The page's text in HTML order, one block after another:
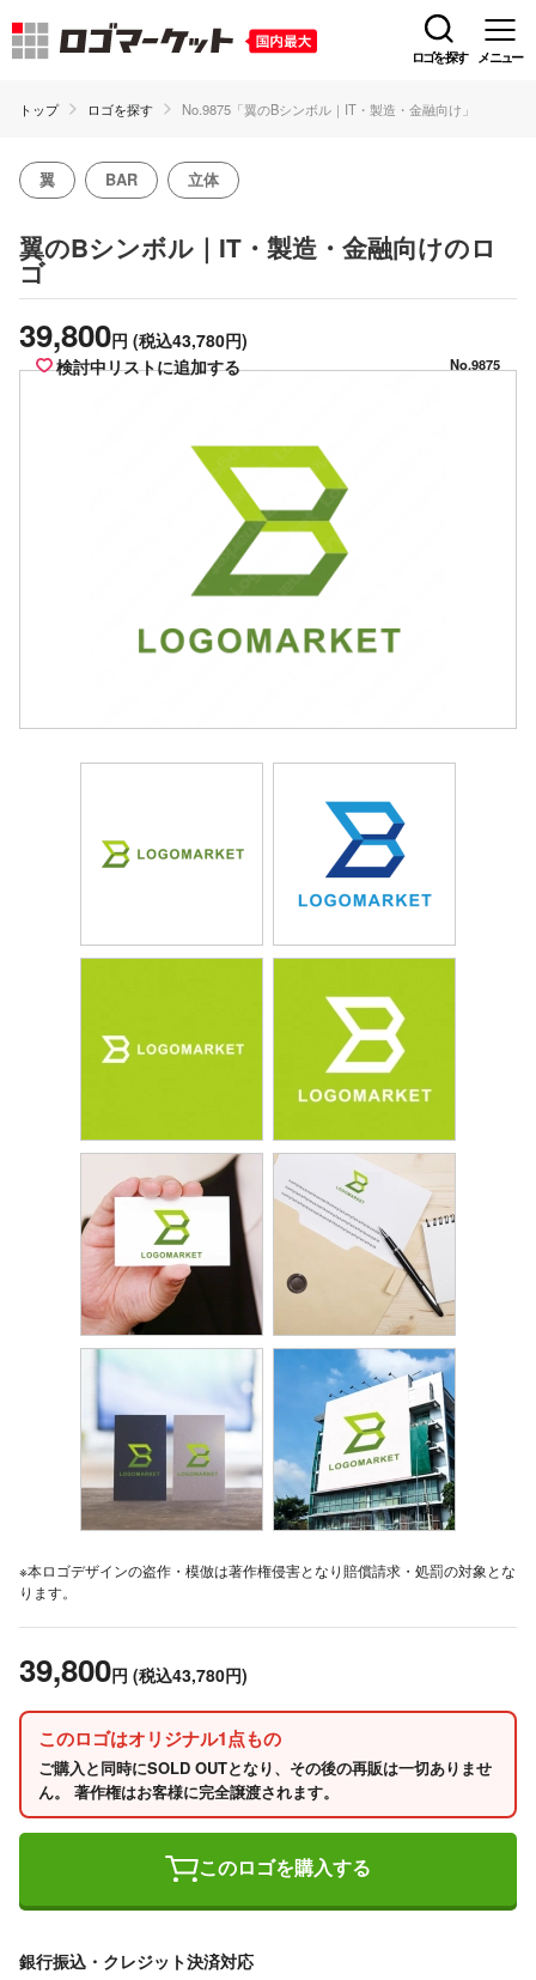
ロゴを探す メニュー
トップ ロゴを探す No.9875「翼のBシンボル｜IT・製造・金融向け」
翼 BAR 立体
翼のBシンボル｜IT・製造・金融向けのロ
ゴ
39,800円 (税込43,780円)
検討中リストに追加する
No.9875
※本ロゴデザインの盗作・模倣は著作権侵害となり賠償請求・処罰の対象とな
ります。
39,800円 (税込43,780円)
このロゴはオリジナル1点もの
ご購入と同時にSOLD OUTとなり、その後の再販は一切ありませ
ん。 著作権はお客様に完全譲渡されます。
このロゴを購入する
銀行振込・クレジット決済対応